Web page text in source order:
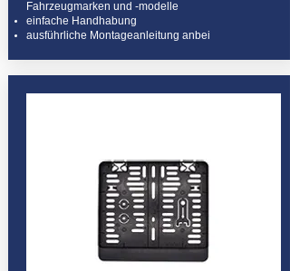
Fahrzeugmarken und -modelle
einfache Handhabung
ausführliche Montageanleitung anbei